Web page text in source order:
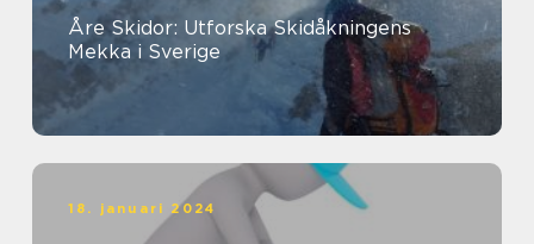
Åre Skidor: Utforska Skidåkningens
Mekka i Sverige
18. januari 2024